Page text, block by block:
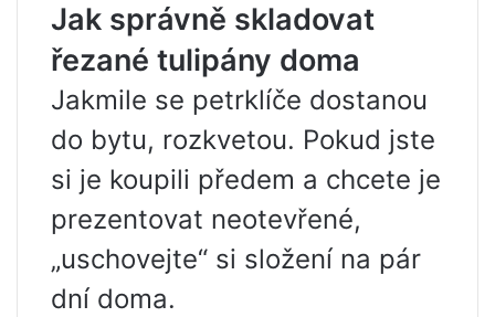
Jak správně skladovat
řezané tulipány doma
Jakmile se petrklíče dostanou
do bytu, rozkvetou. Pokud jste
si je koupili předem a chcete je
prezentovat neotevřené,
„uschovejte“ si složení na pár
dní doma.